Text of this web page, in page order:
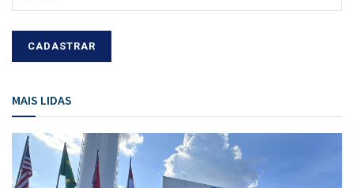
MAIS LIDAS